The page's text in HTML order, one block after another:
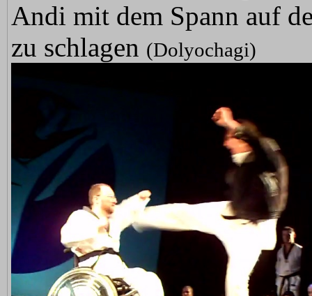
Andi mit dem Spann auf
zu schlagen (Dolyochagi)